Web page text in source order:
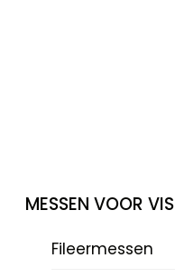
MESSEN VOOR VIS
Fileermessen